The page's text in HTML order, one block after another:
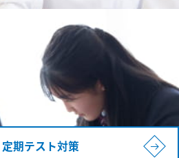
定期テスト対策